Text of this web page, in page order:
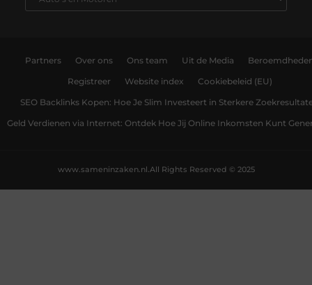
Partners Over ons Ons team Uit de Media
Registreer Website index Cookiebeleid (EU)
SEO Backlinks Kopen: Hoe Je Slim Investeert in Sterkere
Geld Verdienen via Internet: Ontdek Hoe Jij Online Inkomsten Kunt
All Rights Reserved © 2025
www.sameninzaken.nl.